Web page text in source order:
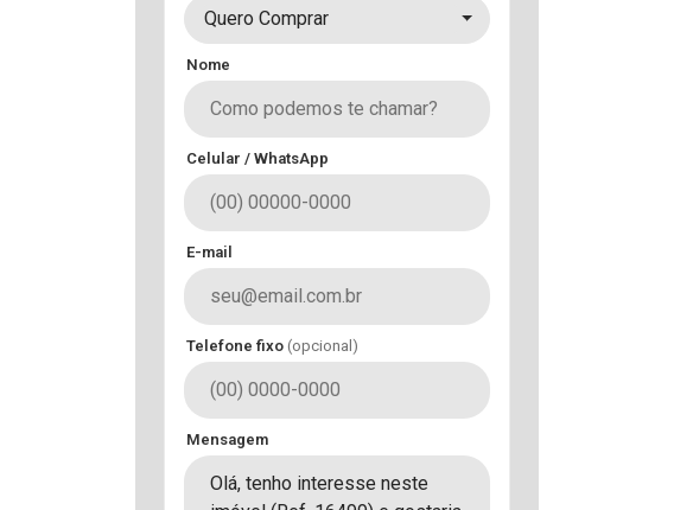
Quero Comprar
Nome
Celular / WhatsApp
E-mail
Telefone fixo (opcional)
Mensagem